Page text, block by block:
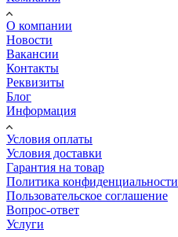
О компании
Новости
Вакансии
Контакты
Реквизиты
Блог
Информация
Условия оплаты
Условия доставки
Гарантия на товар
Политика конфиденциальности
Пользовательское соглашение
Вопрос-ответ
Услуги